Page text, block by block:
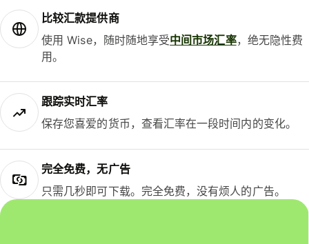
比较汇款提供商
使用 Wise，随时随地享受中间市场汇率，绝无隐性费
用。
跟踪实时汇率
保存您喜爱的货币，查看汇率在一段时间内的变化。
完全免费，无广告
只需几秒即可下载。完全免费，没有烦人的广告。